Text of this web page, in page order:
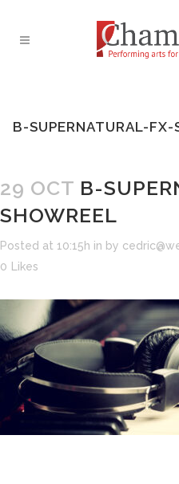
B-SUPERNATURAL-FX-
29 OCT B-
SHOWREEL
Posted at 10:15h in by
0
Likes